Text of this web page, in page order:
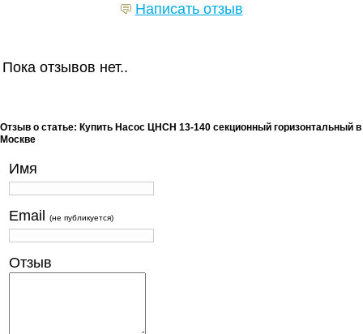
Написать отзыв
Пока отзывов нет..
Отзыв о статье: Купить Насос ЦНСН 13-140 секционный горизонтальный в
Москве
Имя
Email (не публикуется)
Отзыв